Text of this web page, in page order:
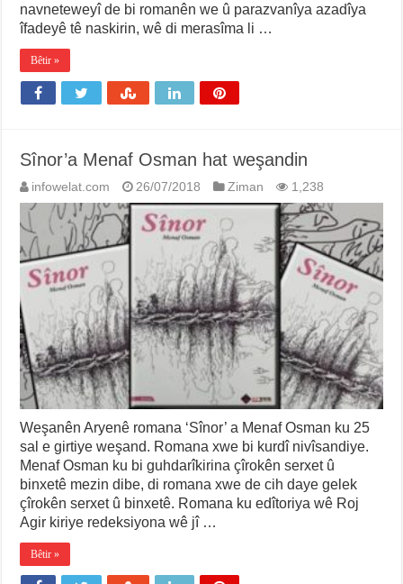
navneteweyî de bi romanên we û parazvanîya azadîya
îfadeyê tê naskirin, wê di merasîma li …
Bêtir »
Sînor’a Menaf Osman hat weşandin
infowelat.com 26/07/2018 Ziman 1,238
Weşanên Aryenê romana ‘Sînor’ a Menaf Osman ku 25
sal e girtiye weşand. Romana xwe bi kurdî nivîsandiye.
Menaf Osman ku bi guhdarîkirina çîrokên serxet û
binxetê mezin dibe, di romana xwe de cih daye gelek
çîrokên serxet û binxetê. Romana ku edîtoriya wê Roj
Agir kiriye redeksiyona wê jî …
Bêtir »